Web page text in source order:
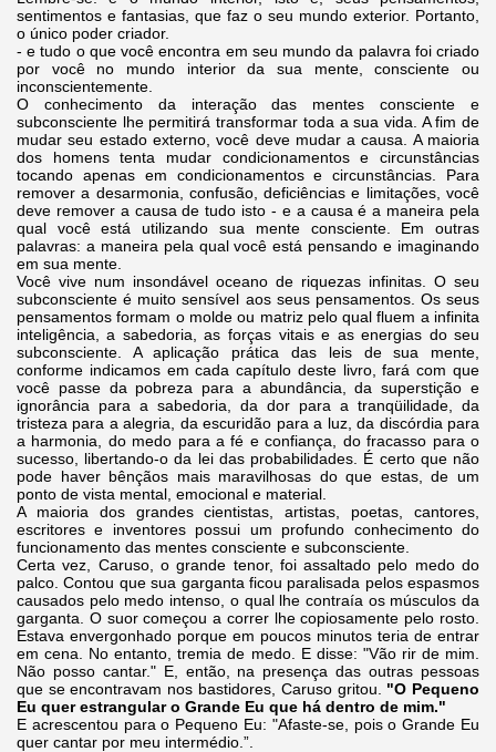
sentimentos e fantasias, que faz o seu mundo exterior. Portanto,
o único poder criador.
- e tudo o que você encontra em seu mundo da palavra foi criado
por você no mundo interior da sua mente, consciente ou
inconscientemente.
O conhecimento da interação das mentes consciente e
subconsciente lhe permitirá transformar toda a sua vida. A fim de
mudar seu estado externo, você deve mudar a causa. A maioria
dos homens tenta mudar condicionamentos e circunstâncias
tocando apenas em condicionamentos e circunstâncias. Para
remover a desarmonia, confusão, deficiências e limitações, você
deve remover a causa de tudo isto - e a causa é a maneira pela
qual você está utilizando sua mente consciente. Em outras
palavras: a maneira pela qual você está pensando e imaginando
em sua mente.
Você vive num insondável oceano de riquezas infinitas. O seu
subconsciente é muito sensível aos seus pensamentos. Os seus
pensamentos formam o molde ou matriz pelo qual fluem a infinita
inteligência, a sabedoria, as forças vitais e as energias do seu
subconsciente. A aplicação prática das leis de sua mente,
conforme indicamos em cada capítulo deste livro, fará com que
você passe da pobreza para a abundância, da superstição e
ignorância para a sabedoria, da dor para a tranqüilidade, da
tristeza para a alegria, da escuridão para a luz, da discórdia para
a harmonia, do medo para a fé e confiança, do fracasso para o
sucesso, libertando-o da lei das probabilidades. É certo que não
pode haver bênçãos mais maravilhosas do que estas, de um
ponto de vista mental, emocional e material.
A maioria dos grandes cientistas, artistas, poetas, cantores,
escritores e inventores possui um profundo conhecimento do
funcionamento das mentes consciente e subconsciente.
Certa vez, Caruso, o grande tenor, foi assaltado pelo medo do
palco. Contou que sua garganta ficou paralisada pelos espasmos
causados pelo medo intenso, o qual lhe contraía os músculos da
garganta. O suor começou a correr lhe copiosamente pelo rosto.
Estava envergonhado porque em poucos minutos teria de entrar
em cena. No entanto, tremia de medo. E disse: "Vão rir de mim.
Não posso cantar." E, então, na presença das outras pessoas
que se encontravam nos bastidores, Caruso gritou. "O Pequeno
Eu quer estrangular o Grande Eu que há dentro de mim."
E acrescentou para o Pequeno Eu: "Afaste-se, pois o Grande Eu
quer cantar por meu intermédio.”.